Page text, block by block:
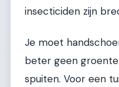
insecticiden zijn
Je moet
beter geen
spuiten. Voor een